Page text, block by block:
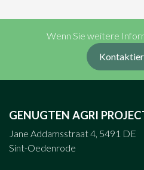
Wenn Sie weitere
GENUGTEN AGRI
Jane Addamsstraat 4, 5491 DE
Sint-Oedenrode